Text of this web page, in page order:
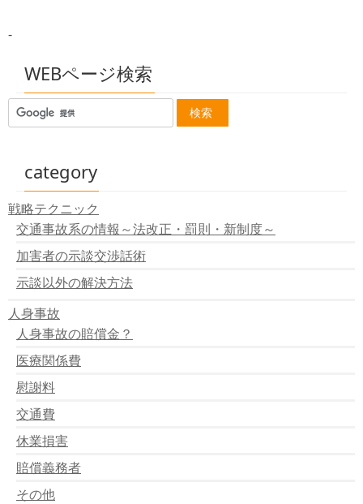
保険会社が送ってくる病院への同意書
保険会社の治療費”直接払い”とは？一括対応の問題
交通事故の全治期間とは？
交通事故の治療期間は？～治療費支払いの打ち切り
示談金は一括の支払いと分割に支払い（定期金）どちら
がいいの？
後遺症の場合には介護費の取り扱いはどうなるの？
トイレ、浴室などの住宅改造費、車両改造費は？
看護、見舞いのための交通費は認められるのか？
過剰診療等に対してどこまで損害賠償金を認められる
か？
医師への謝礼金や見舞い客への快気祝は認められるの
義足やカツラなどの器具、装具代は請求できるのか？
「付添看護費」としてプロまたは親族の費用を請求でき
るか？
本人の通院交通費にバス、タクシー代などは認められる
か？
入院費はどこまで認められるか？
治療費は全額請求できるのか？
-
WEBページ検索
category
戦略テクニック
交通事故系の情報～法改正・罰則・新制度～
加害者の示談交渉話術
示談以外の解決方法
人身事故
人身事故の賠償金？
医療関係費
慰謝料
交通費
休業損害
賠償義務者
その他